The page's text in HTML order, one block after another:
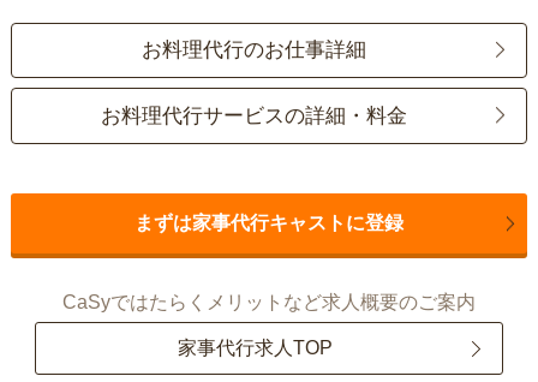
お料理代行のお仕事詳細
お料理代行サービスの詳細・料金
まずは家事代行キャストに登録
CaSyではたらくメリットなど求人概要のご案内
家事代行求人TOP